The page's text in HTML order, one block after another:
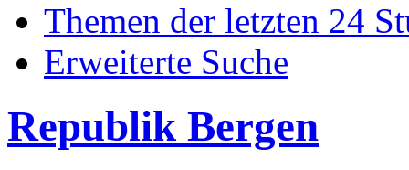
Themen der letzten 24
Erweiterte Suche
Republik Bergen